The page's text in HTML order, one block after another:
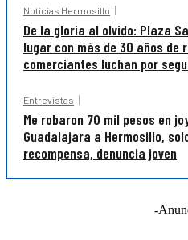
Noticias Hermosillo
De la gloria al olvido: Plaza
lugar con más de 30 años de
comerciantes luchan por
Entrevistas
Me robaron 70 mil pesos en
Guadalajara a Hermosillo,
recompensa, denuncia joven
-